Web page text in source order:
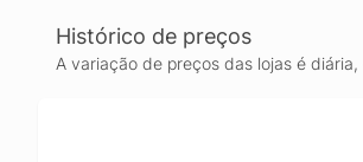
Histórico de preços
A variação de preços das lojas é